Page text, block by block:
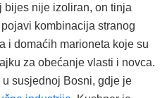
bijes nije izoliran, on tinja
kombinacija stranog
i domaćih marioneta koje su
za obećanje vlasti i novca.
susjednoj Bosni, gdje je